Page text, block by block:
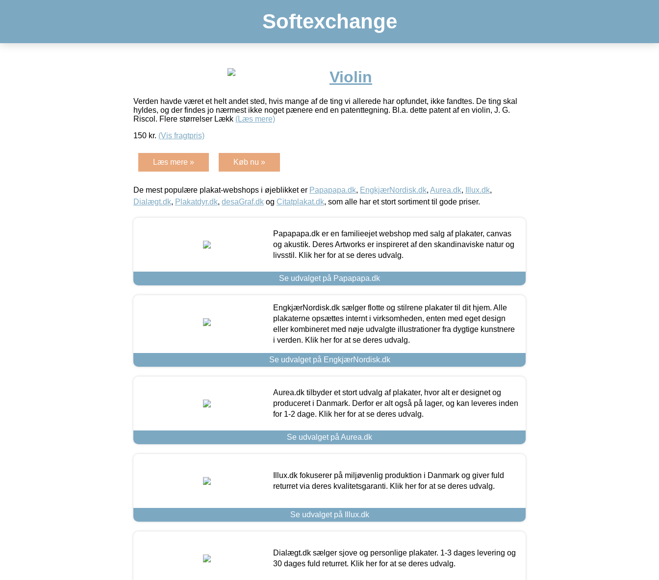
Softexchange
Violin
Verden havde været et helt andet sted, hvis mange af de ting vi allerede har opfundet, ikke fandtes. De ting skal
hyldes, og der findes jo nærmest ikke noget pænere end en patenttegning. Bl.a. dette patent af en violin, J. G.
Riscol. Flere størrelser Lækk (Læs mere)
150 kr. (Vis fragtpris)
Læs mere » Køb nu »
De mest populære plakat-webshops i øjeblikket er Papapapa.dk, EngkjærNordisk.dk, Aurea.dk, Illux.dk,
Dialægt.dk, Plakatdyr.dk, desaGraf.dk og Citatplakat.dk, som alle har et stort sortiment til gode priser.
Papapapa.dk er en familieejet webshop med salg af plakater, canvas
og akustik. Deres Artworks er inspireret af den skandinaviske natur og
livsstil. Klik her for at se deres udvalg.
Se udvalget på Papapapa.dk
EngkjærNordisk.dk sælger flotte og stilrene plakater til dit hjem. Alle
plakaterne opsættes internt i virksomheden, enten med eget design
eller kombineret med nøje udvalgte illustrationer fra dygtige kunstnere
i verden. Klik her for at se deres udvalg.
Se udvalget på EngkjærNordisk.dk
Aurea.dk tilbyder et stort udvalg af plakater, hvor alt er designet og
produceret i Danmark. Derfor er alt også på lager, og kan leveres inden
for 1-2 dage. Klik her for at se deres udvalg.
Se udvalget på Aurea.dk
Illux.dk fokuserer på miljøvenlig produktion i Danmark og giver fuld
returret via deres kvalitetsgaranti. Klik her for at se deres udvalg.
Se udvalget på Illux.dk
Dialægt.dk sælger sjove og personlige plakater. 1-3 dages levering og
30 dages fuld returret. Klik her for at se deres udvalg.